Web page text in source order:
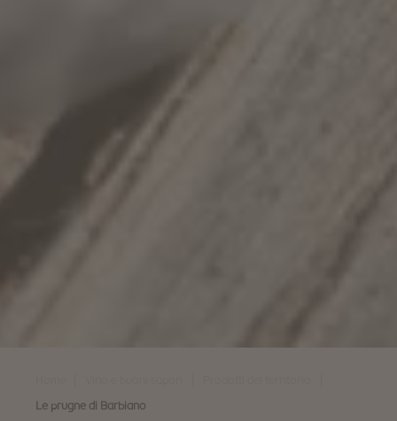
Le prugne di Barbiano